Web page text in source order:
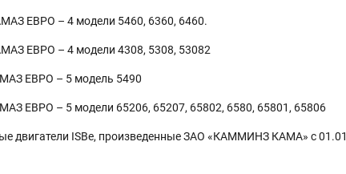
ЕВРО – 4 модели 5460, 6360, 6460.
ЕВРО – 4 модели 4308, 5308, 53082
ЕВРО – 5 модель 5490
ЕВРО – 5 модели 65206, 65207, 65802, 6580, 65801, 65806
двигатели ISBe, произведенные ЗАО «КАММИНЗ КАМА» с